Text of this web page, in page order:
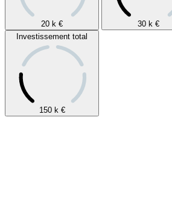
20 k € 30 k €
Investissement total
150 k €